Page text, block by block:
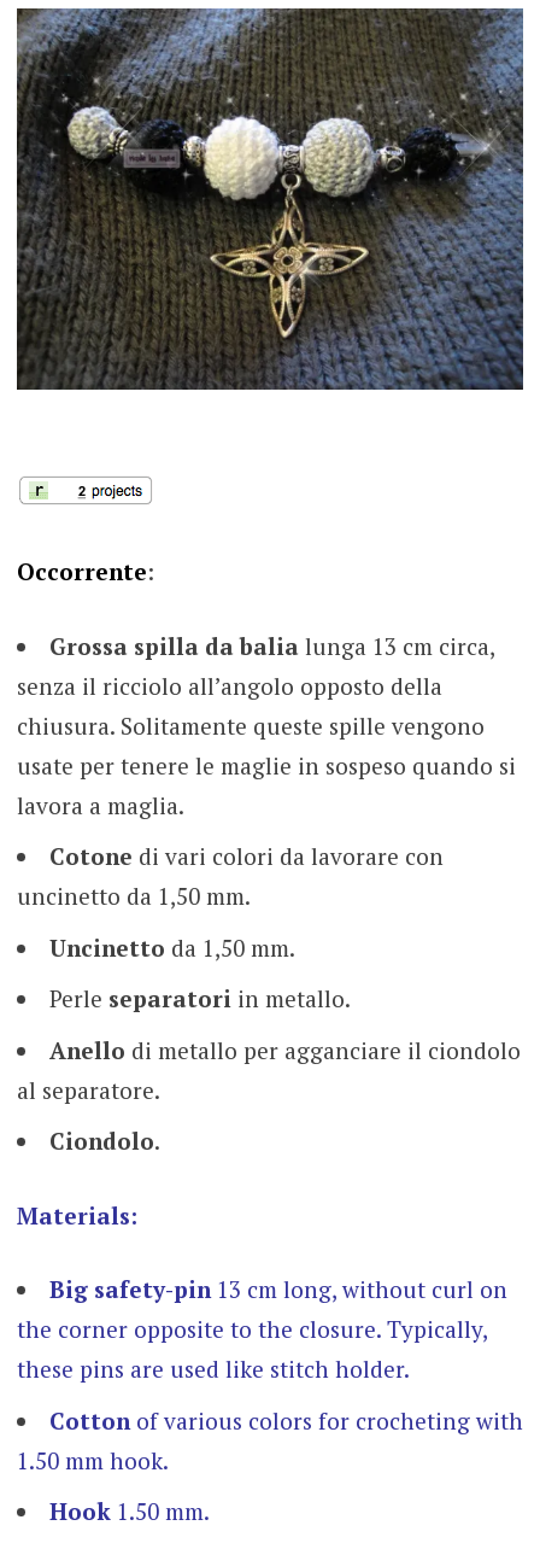
Occorrente:
Grossa spilla da balia lunga 13 cm circa,
senza il ricciolo all’angolo opposto della
chiusura. Solitamente queste spille vengono
usate per tenere le maglie in sospeso quando si
lavora a maglia.
Cotone di vari colori da lavorare con
uncinetto da 1,50 mm.
Uncinetto da 1,50 mm.
Perle separatori in metallo.
Anello di metallo per agganciare il ciondolo
al separatore.
Ciondolo.
Materials:
Big safety-pin13 cm long, without curl on
the corner opposite to the closure. Typically,
these pins are used like stitch holder.
Cottonof various colors for crocheting with
1.50 mm hook.
Hook1.50 mm.